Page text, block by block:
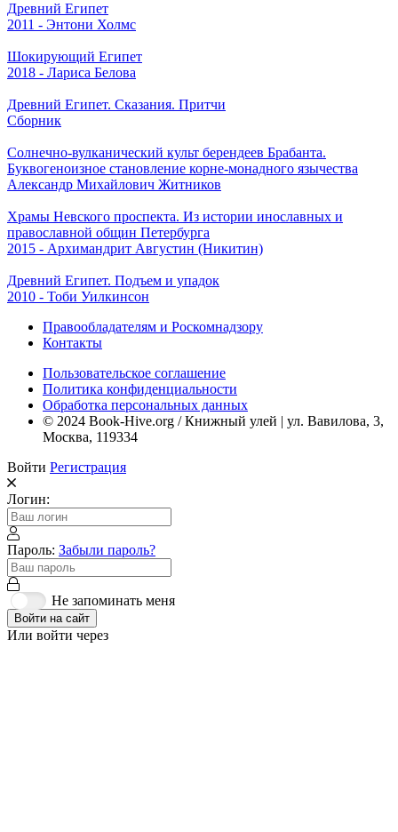
Древний Египет
2011 - Энтони Холмс
Шокирующий Египет
2018 - Лариса Белова
Древний Египет. Сказания. Притчи
Сборник
Солнечно-вулканический культ берендеев Брабанта.
Буквогеноизное становление корне-монадного язычества
Александр Михайлович Житников
Храмы Невского проспекта. Из истории инославных и
православной общин Петербурга
2015 - Архимандрит Августин (Никитин)
Древний Египет. Подъем и упадок
2010 - Тоби Уилкинсон
Правообладателям и Роскомнадзору
Контакты
Пользовательское соглашение
Политика конфиденциальности
Обработка персональных данных
© 2024 Book-Hive.org / Книжный улей | ул. Вавилова, 3,
Москва, 119334
Войти Регистрация
Логин:
Пароль: Забыли пароль?
Не запоминать меня
Войти на сайт
Или войти через